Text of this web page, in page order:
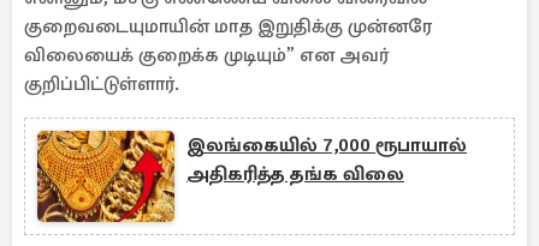
குறைவடையுமாயின் மாத இறுதிக்கு முன்னரே
விலையைக் குறைக்க முடியும்” என அவர்
குறிப்பிட்டுள்ளார்.
இலங்கையில் 7,000 ரூபாயால்
அதிகரித்த தங்க விலை